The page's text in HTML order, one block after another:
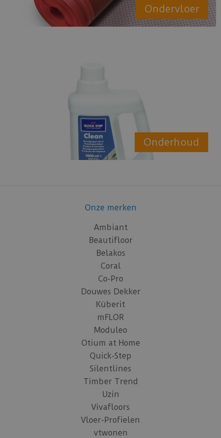
Ondervloer
Onderhoud
Onze merken
Ambiant
Beautifloor
Belakos
Coral
Co-Pro
Douwes Dekker
Küberit
mFLOR
Moduleo
Otium at Home
Quick-Step
Silentlines
Timber Trend
Uzin
Vivafloors
Vloer-Profielen
vtwonen